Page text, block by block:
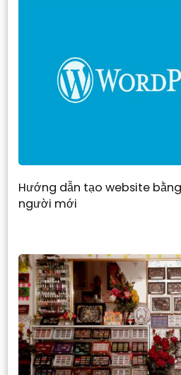
Hướng dẫn tạo website
người mới